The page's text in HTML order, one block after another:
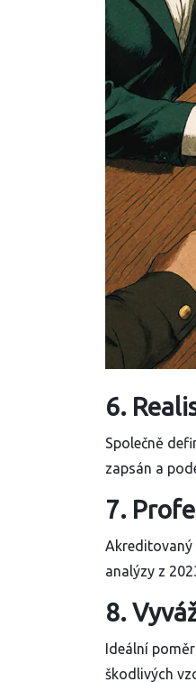
6.
Společně
zapsán a
7.
Akreditovaný
analýzy z
8.
Ideální
škodlivých